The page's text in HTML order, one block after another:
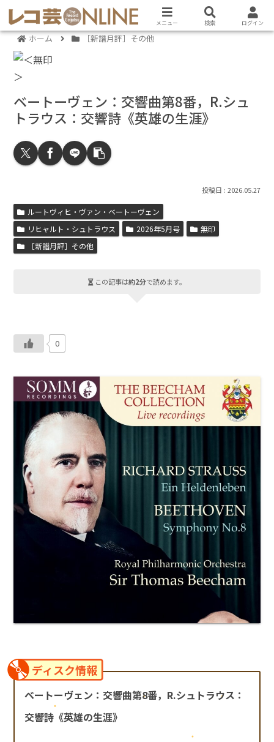
ホーム ［新譜月評］その他
ベートーヴェン：交響曲第8番，R.シュ
トラウス：交響詩《英雄の生涯》
2026.05.27
ルートヴィヒ・ヴァン・ベートーヴェン
リヒャルト・シュトラウス
2026年5月号
無印
［新譜月評］その他
この記事は約2分で読めます。
0
ディスク情報
ベートーヴェン：交響曲第8番，R.シュトラウス：
交響詩《英雄の生涯》
メニュー 検索 ログイン